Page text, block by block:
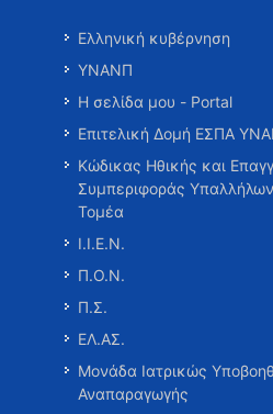
Ελληνική κυβέρνηση
ΥΝΑΝΠ
Η σελίδα μου - Portal
Επιτελική Δομή ΕΣΠΑ
Κώδικας Ηθικής και
Συμπεριφοράς
Τομέα
Ι.Ι.Ε.Ν.
Π.Ο.Ν.
Π.Σ.
ΕΛ.ΑΣ.
Μονάδα Ιατρικώς
Αναπαραγωγής